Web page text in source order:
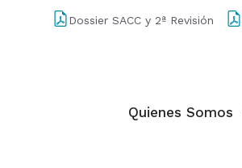
Dossier SACC y 2ª Revisión
Quienes Somos